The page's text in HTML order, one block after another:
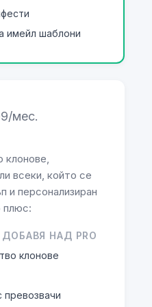
имейл шаблони
мес.
клонове,
всеки, който се
и персонализиран
плюс:
ДОБАВЯ НАД PRO
клонове
превозвачи